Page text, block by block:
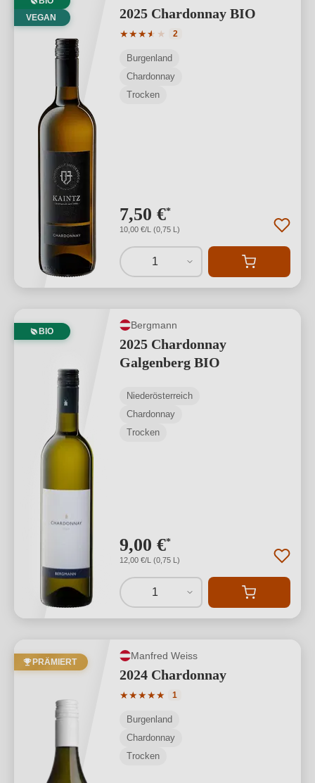
VEGAN
2025 Chardonnay BIO
★★★★
★ ★
Durchschnittliche Bewertung von 3.5
2
Burgenland
Chardonnay
Trocken
7,50 €*
10,00 €/L (0,75 L)
1
BIO
Bergmann
2025 Chardonnay
Galgenberg BIO
Niederösterreich
Chardonnay
Trocken
9,00 €*
12,00 €/L (0,75 L)
1
PRÄMIERT
Manfred Weiss
2024 Chardonnay
★★★★★
Durchschnittliche Bewertung von 5
1
Burgenland
Chardonnay
Trocken